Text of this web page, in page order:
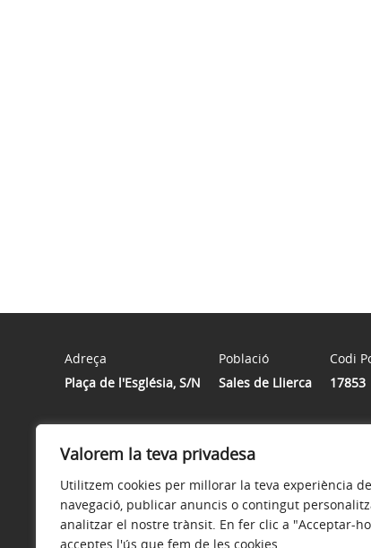
Valorem la teva privadesa
Utilitzem cookies per millorar la teva experiència de
navegació, publicar anuncis o contingut
analitzar el nostre trànsit. En fer clic a "Acceptar-
acceptes l'ús que fem de les cookies.
Adreça
Plaça de l'Església, S/N
Població
Sales de Llierca
Codi
17853
Dilluns de 18 a 20h / Dimecres de 14 a 16h /
Avís legal Política de privacitat